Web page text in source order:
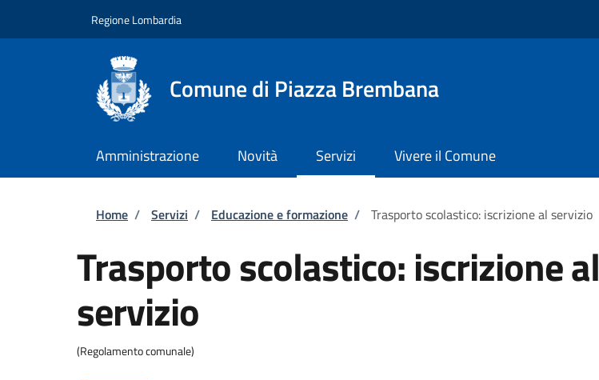
Regione Lombardia
Comune di Piazza Brembana
Amministrazione Novità Servizi Vivere il Comune
Briciole di pane
Home / Servizi / Educazione e formazione / Trasporto scolastico: iscrizione al servizio
Trasporto scolastico: iscrizione al
servizio
(Regolamento comunale)